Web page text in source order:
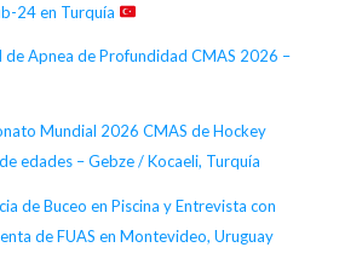
24 en Turquía
Apnea de Profundidad CMAS 2026 –
Mundial 2026 CMAS de Hockey
edades – Gebze / Kocaeli, Turquía
de Buceo en Piscina y Entrevista con
de FUAS en Montevideo, Uruguay